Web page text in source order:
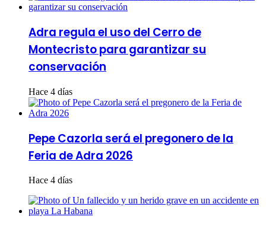
Adra regula el uso del Cerro de
Montecristo para garantizar su
conservación
Hace 4 días
Pepe Cazorla será el pregonero de la
Feria de Adra 2026
Hace 4 días